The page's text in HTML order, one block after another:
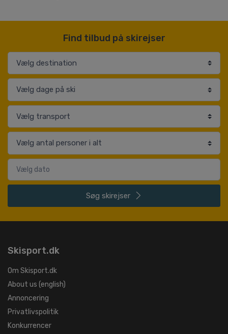
Find tilbud på skirejser
Søg skirejser
Skisport.dk
Om Skisport.dk
About us (english)
Annoncering
Privatlivspolitik
Konkurrencer